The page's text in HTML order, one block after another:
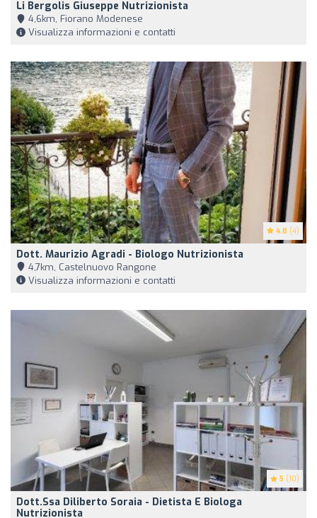
Li Bergolis Giuseppe Nutrizionista
4,6km, Fiorano Modenese
Visualizza informazioni e contatti
4.8 (4)
Dott. Maurizio Agradi - Biologo Nutrizionista
4,7km, Castelnuovo Rangone
Visualizza informazioni e contatti
5 (10)
Dott.ssa Diliberto Soraia - Dietista E Biologa
Nutrizionista